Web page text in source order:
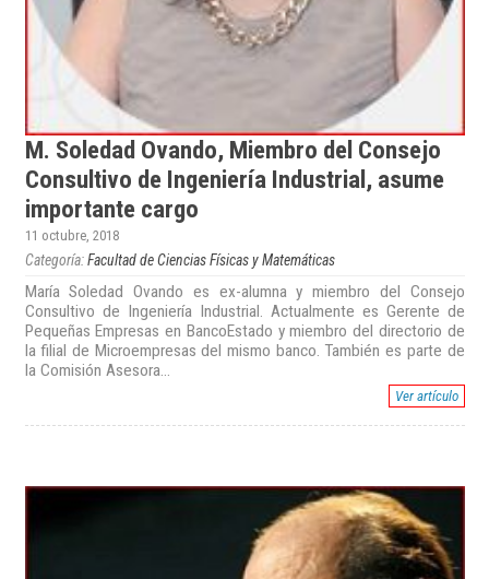
M. Soledad Ovando, Miembro del Consejo
Consultivo de Ingeniería Industrial, asume
importante cargo
11 octubre, 2018
Categoría:Facultad de Ciencias Físicas y Matemáticas
María Soledad Ovando es ex-alumna y miembro del Consejo
Consultivo de Ingeniería Industrial. Actualmente es Gerente de
Pequeñas Empresas en BancoEstado y miembro del directorio de
la filial de Microempresas del mismo banco. También es parte de
la Comisión Asesora...
Ver artículo